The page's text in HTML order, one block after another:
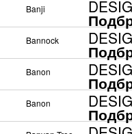
Banji
Bannock
Banon
Banon